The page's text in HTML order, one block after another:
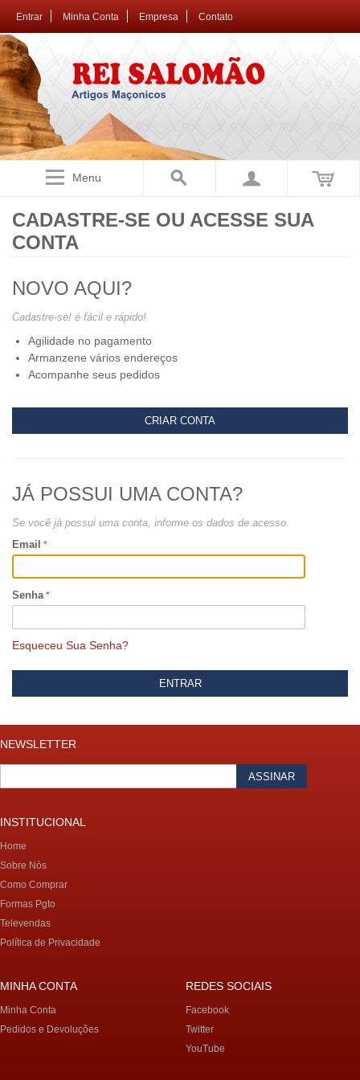
Entrar Minha Conta Empresa Contato
Menu
CADASTRE-SE OU ACESSE SUA
CONTA
NOVO AQUI?
Cadastre-se! é fácil e rápido!
Agilidade no pagamento
Armanzene vários endereços
Acompanhe seus pedidos
CRIAR CONTA
JÁ POSSUI UMA CONTA?
Se você já possui uma conta, informe os dados de acesso.
Email
Senha
Esqueceu Sua Senha?
ENTRAR
NEWSLETTER
ASSINAR
INSTITUCIONAL
Home
Sobre Nós
Como Comprar
Formas Pgto
Televendas
Política de Privacidade
MINHA CONTA
Minha Conta
Pedidos e Devoluções
REDES SOCIAIS
Facebook
Twitter
YouTube